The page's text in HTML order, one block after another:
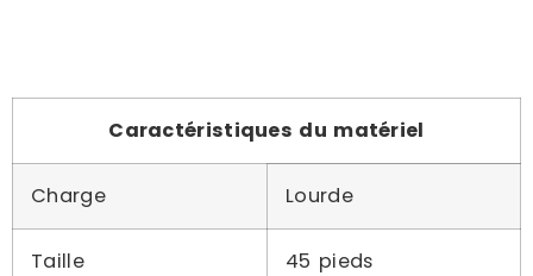
Caractéristiques du matériel
Charge Lourde
Taille 45 pieds